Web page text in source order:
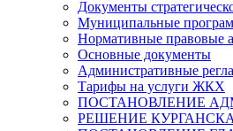
Документы
Муниципальные
Нормативные правовые
Основные документы
Административные
Тарифы на услуги ЖКХ
ПОСТАНОВЛЕНИЕ
РЕШЕНИЕ